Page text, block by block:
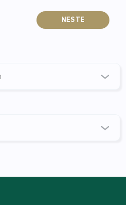
NESTE